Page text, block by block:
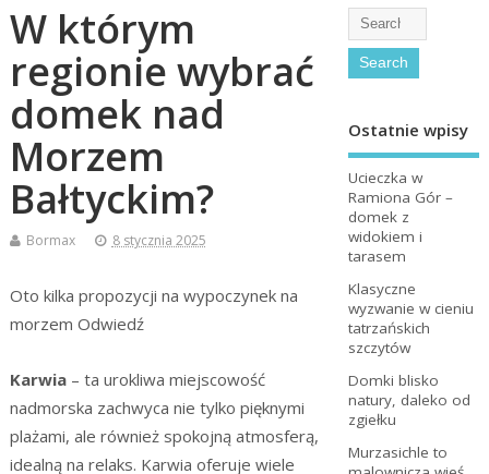
W którym
regionie wybrać
domek nad
Morzem
Bałtyckim?
Bormax 8 stycznia 2025
Oto kilka propozycji na wypoczynek na
morzem Odwiedź
Karwia– ta urokliwa miejscowość
nadmorska zachwyca nie tylko pięknymi
plażami, ale również spokojną atmosferą,
idealną na relaks. Karwia oferuje wiele
Ostatnie wpisy
Ucieczka w
Ramiona Gór –
domek z
widokiem i
tarasem
Klasyczne
wyzwanie w cieniu
tatrzańskich
szczytów
Domki blisko
natury, daleko od
zgiełku
Murzasichle to